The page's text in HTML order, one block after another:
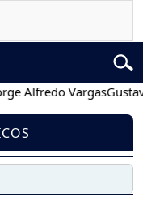
VargasGustavo